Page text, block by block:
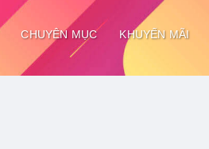
CHUYÊN MỤC KHUYẾN MÃI